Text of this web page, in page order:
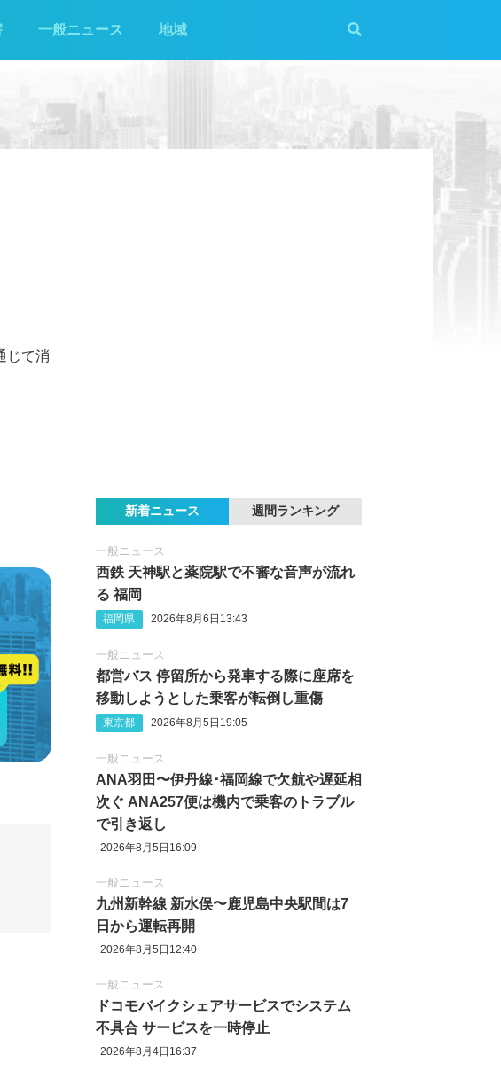
一般ニュース 地域
じて消
新着ニュース 週間ランキング
一般ニュース
西鉄 天神駅と薬院駅で不審な音声が流れ
る 福岡
福岡県 2026年8月6日13:43
一般ニュース
都営バス 停留所から発車する際に座席を
移動しようとした乗客が転倒し重傷
東京都 2026年8月5日19:05
一般ニュース
ANA羽田〜伊丹線･福岡線で欠航や遅延相
次ぐ ANA257便は機内で乗客のトラブル
で引き返し
2026年8月5日16:09
一般ニュース
九州新幹線 新水俣〜鹿児島中央駅間は7
日から運転再開
2026年8月5日12:40
一般ニュース
ドコモバイクシェアサービスでシステム
不具合 サービスを一時停止
2026年8月4日16:37